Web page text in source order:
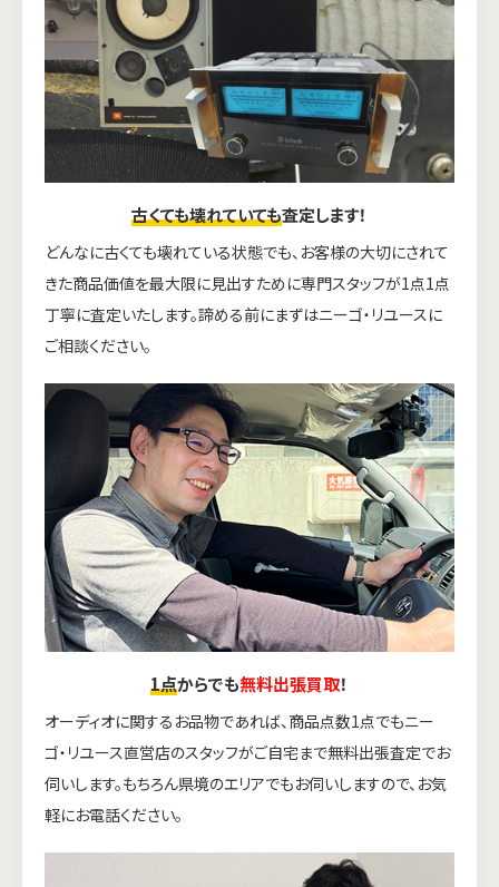
古くても壊れていても査定します！
どんなに古くても壊れている状態でも、お客様の大切にされて
きた商品価値を最大限に見出すために専門スタッフが1点1点
丁寧に査定いたします。諦める前にまずはニーゴ・リユースに
ご相談ください。
1点からでも無料出張買取！
オーディオに関するお品物であれば、商品点数1点でもニー
ゴ・リユース直営店のスタッフがご自宅まで無料出張査定でお
伺いします。もちろん県境のエリアでもお伺いしますので、お気
軽にお電話ください。